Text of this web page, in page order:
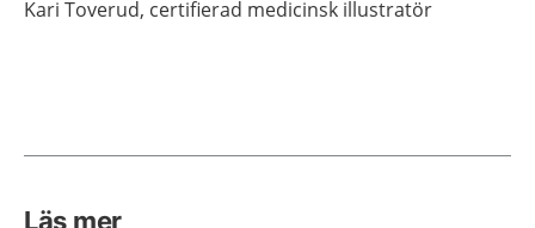
Kari Toverud, certifierad medicinsk illustratör
Läs mer